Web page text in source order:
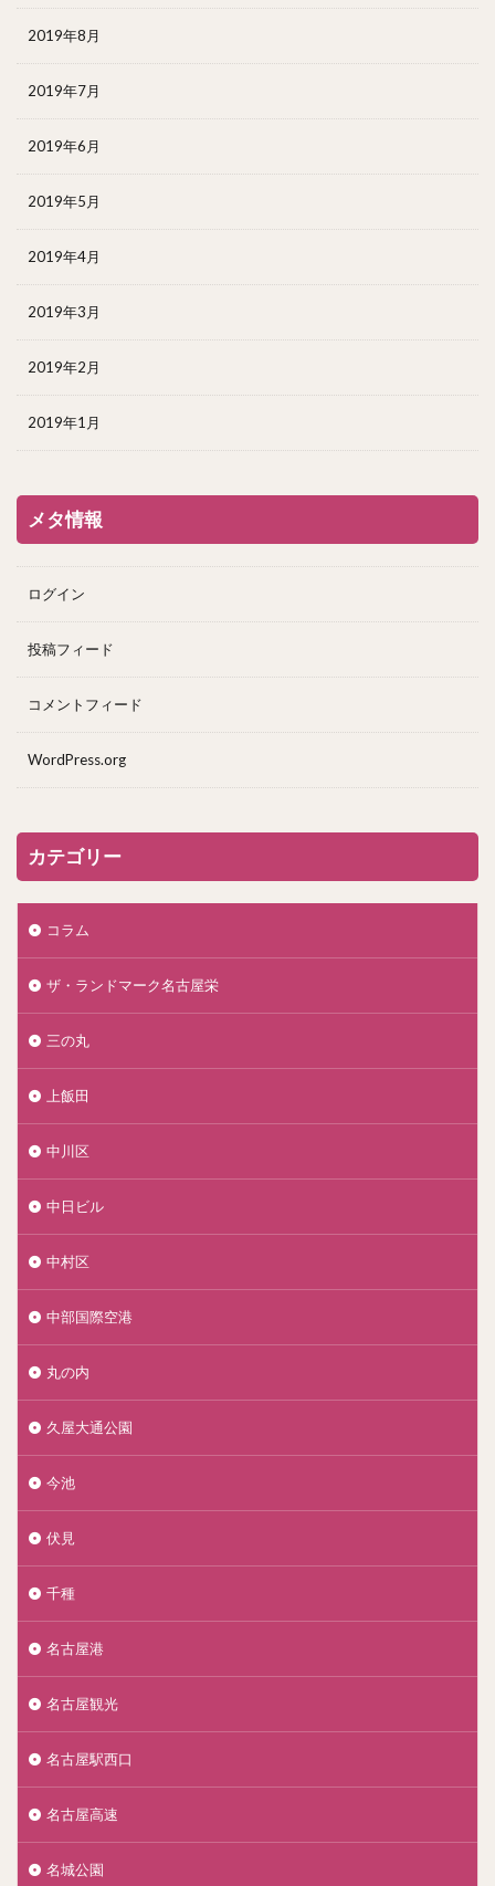
2019年8月
2019年7月
2019年6月
2019年5月
2019年4月
2019年3月
2019年2月
2019年1月
メタ情報
ログイン
投稿フィード
コメントフィード
WordPress.org
カテゴリー
コラム
ザ・ランドマーク名古屋栄
三の丸
上飯田
中川区
中日ビル
中村区
中部国際空港
丸の内
久屋大通公園
今池
伏見
千種
名古屋港
名古屋観光
名古屋駅西口
名古屋高速
名城公園